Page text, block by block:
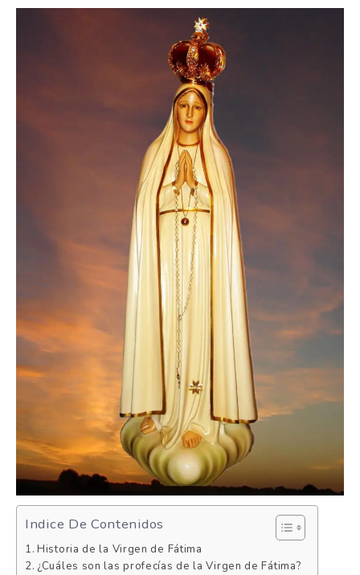
Indice De Contenidos
Historia de la Virgen de Fátima
¿Cuáles son las profecías de la Virgen de Fátima?